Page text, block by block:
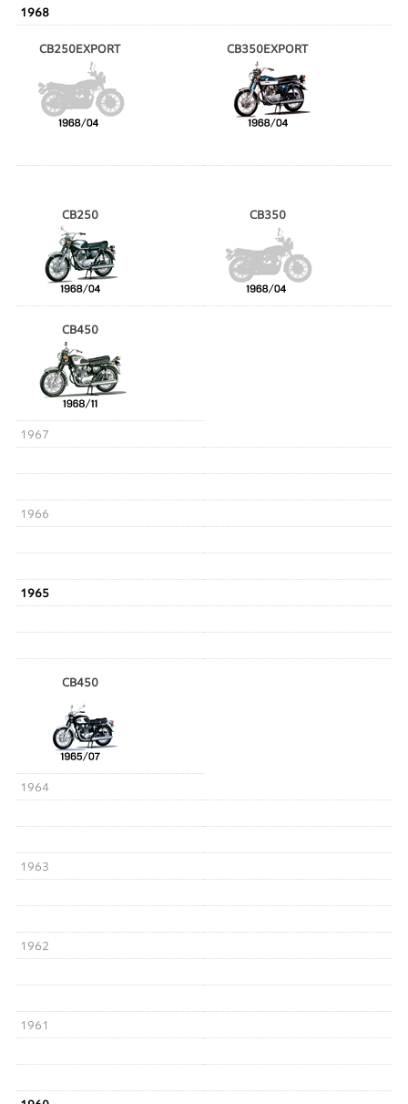
1968
CB250EXPORT CB350EXPORT
CB250 CB350
CB450
1967
1966
1965
CB450
1964
1963
1962
1961